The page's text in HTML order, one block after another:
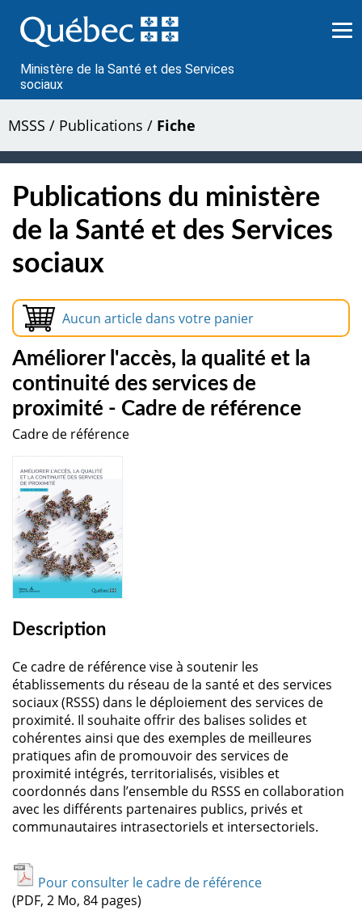
au
contenu
Ministère de la Santé et des Services
sociaux
MSSS / Publications / Fiche
Publications du ministère
de la Santé et des Services
sociaux
Aucun article dans votre panier
Améliorer l'accès, la qualité et la
continuité des services de
proximité - Cadre de référence
Cadre de référence
Description
Ce cadre de référence vise à soutenir les
établissements du réseau de la santé et des services
sociaux (RSSS) dans le déploiement des services de
proximité. Il souhaite offrir des balises solides et
cohérentes ainsi que des exemples de meilleures
pratiques afin de promouvoir des services de
proximité intégrés, territorialisés, visibles et
coordonnés dans l’ensemble du RSSS en collaboration
avec les différents partenaires publics, privés et
communautaires intrasectoriels et intersectoriels.
Pour consulter le cadre de référence
(PDF, 2 Mo, 84 pages)